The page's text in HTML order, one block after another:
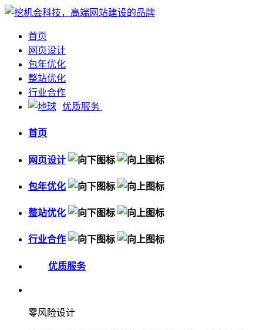
首页
网页设计
包年优化
整站优化
行业合作
优质服务
首页
网页设计
包年优化
整站优化
行业合作
优质服务
零风险设计